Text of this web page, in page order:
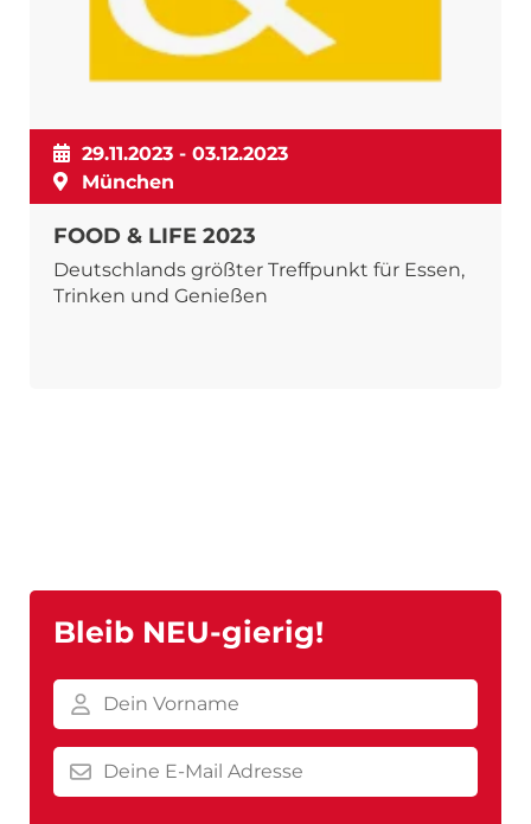
29.11.2023 - 03.12.2023
München
FOOD & LIFE 2023
Deutschlands größter Treffpunkt für Essen,
Trinken und Genießen
Bleib NEU-gierig!